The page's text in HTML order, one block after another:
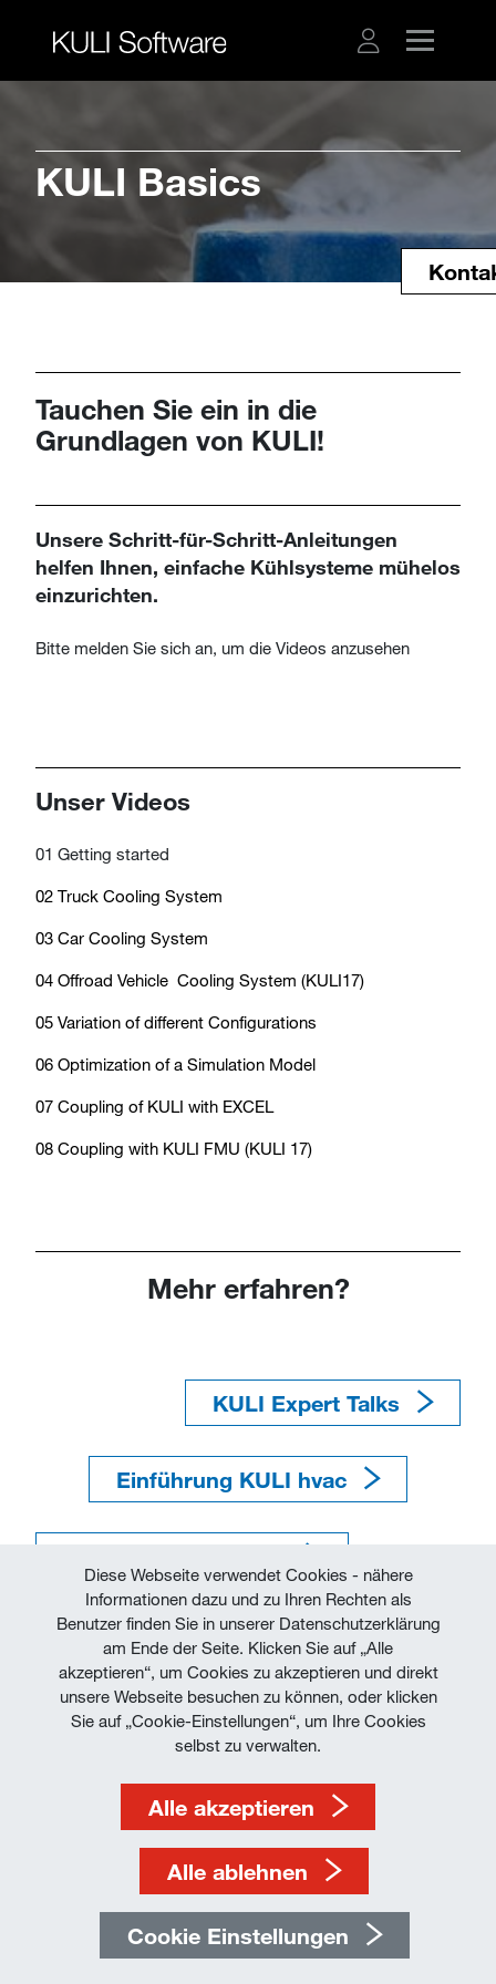
​​​​​​​KULI Basics
Tauchen Sie ein in die
Grundlagen von KULI!
Unsere Schritt-für-Schritt-Anleitungen
helfen Ihnen, einfache Kühlsysteme mühelos
einzurichten.
Bitte melden Sie sich an, um die Videos anzusehen
Unser Videos
01 Getting started
02 Truck Cooling System
03 Car Cooling System
04 Offroad Vehicle Cooling System (KULI17)
05 Variation of different Configurations
06 Optimization of a Simulation Model
07 Coupling of KULI with EXCEL
08 Coupling with KULI FMU (KULI 17)
Mehr erfahren?
KULI Expert Talks​​​​​​​
Einführung KULI hvac​​​​​​​
Impressum
© by Magna Powertrain - Powered bySIWA-Cookies
Diese Webseite verwendet Cookies - nähere
Informationen dazu und zu Ihren Rechten als
Benutzer finden Sie in unserer Datenschutzerklärung
am Ende der Seite. Klicken Sie auf „Alle
akzeptieren“, um Cookies zu akzeptieren und direkt
unsere Webseite besuchen zu können, oder klicken
Sie auf „Cookie-Einstellungen“, um Ihre Cookies
selbst zu verwalten.
Alle akzeptieren
Alle ablehnen
Cookie Einstellungen